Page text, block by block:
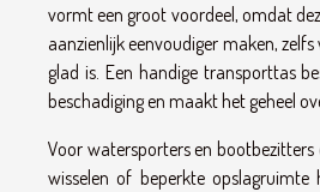
vormt een groot voordeel, omdat
aanzienlijk eenvoudiger maken,
glad is. Een handige transporttas
beschadiging en maakt het geheel
Voor watersporters en
wisselen of beperkte